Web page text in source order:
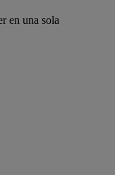
en una sola